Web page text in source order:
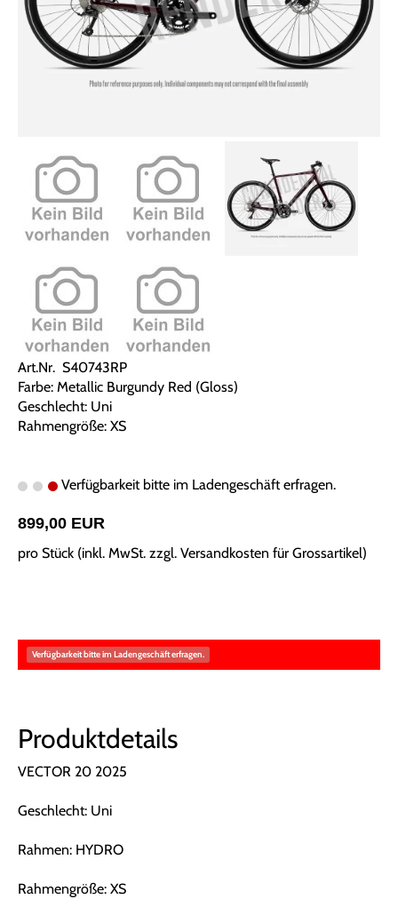
Art.Nr. S40743RP
Farbe: Metallic Burgundy Red (Gloss)
Geschlecht: Uni
Rahmengröße: XS
Verfügbarkeit bitte im Ladengeschäft erfragen.
899,00 EUR
pro Stück (inkl. MwSt. zzgl. Versandkosten für Grossartikel)
Verfügbarkeit bitte im Ladengeschäft erfragen.
Produktdetails
VECTOR 20 2025
Geschlecht: Uni
Rahmen: HYDRO
Rahmengröße: XS